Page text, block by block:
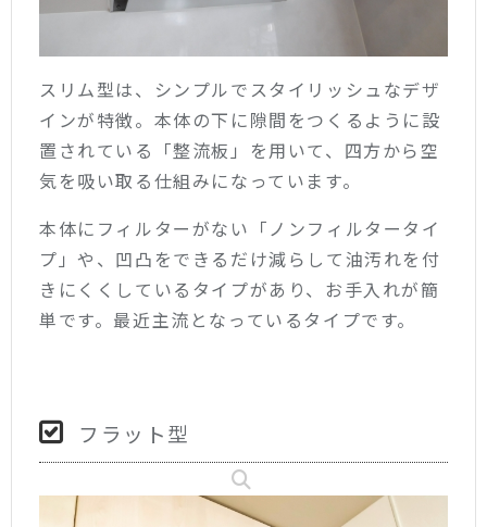
スリム型は、シンプルでスタイリッシュなデザ
インが特徴。本体の下に隙間をつくるように設
置されている「整流板」を用いて、四方から空
気を吸い取る仕組みになっています。
本体にフィルターがない「ノンフィルタータイ
プ」や、凹凸をできるだけ減らして油汚れを付
きにくくしているタイプがあり、お手入れが簡
単です。最近主流となっているタイプです。
フラット型